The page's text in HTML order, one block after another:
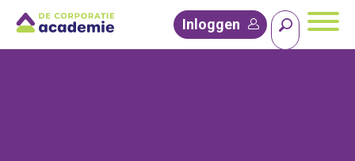
Inloggen